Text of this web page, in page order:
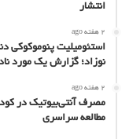
انتشار
2 هفته ago
استئومیلیت پنوموکوکی
نوزاد؛ گزارش یک مورد
2 هفته ago
مطالعه سراسری